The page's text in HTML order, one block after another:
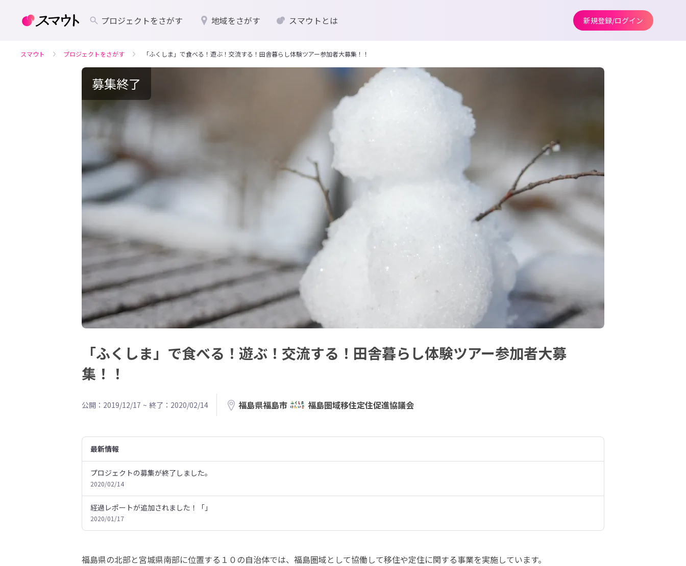
プロジェクトをさがす 地域をさがす スマウトとは 新規登録/ログイン
スマウト プロジェクトをさがす 「ふくしま」で食べる！遊ぶ！交流する！田舎暮らし体験ツアー参加者大募集！！
募集終了
「ふくしま」で食べる！遊ぶ！交流する！田舎暮らし体験ツアー参加者大募
集！！
公開：2019/12/17 ~ 終了：2020/02/14 福島県福島市 福島圏域移住定住促進協議会
最新情報
プロジェクトの募集が終了しました。
2020/02/14
経過レポートが追加されました！「」
2020/01/17
福島県の北部と宮城県南部に位置する１０の自治体では、福島圏域として協働して移住や定住に関する事業を実施しています。